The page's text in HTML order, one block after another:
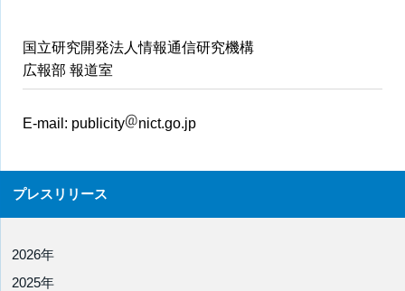
国立研究開発法人情報通信研究機構
広報部 報道室
E-mail: publicity nict.go.jp
プレスリリース
2026年
2025年